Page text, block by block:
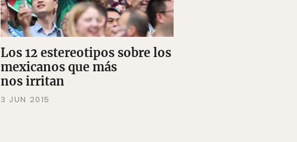
Los 12 estereotipos sobre los
mexicanos que más
nos irritan
3 JUN 2015